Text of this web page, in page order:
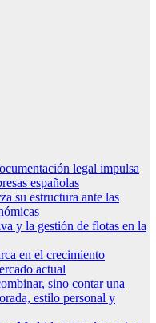
legal impulsa
españolas
su estructura ante las
y la gestión de flotas en la
en el crecimiento
actual
sino contar una
estilo personal y